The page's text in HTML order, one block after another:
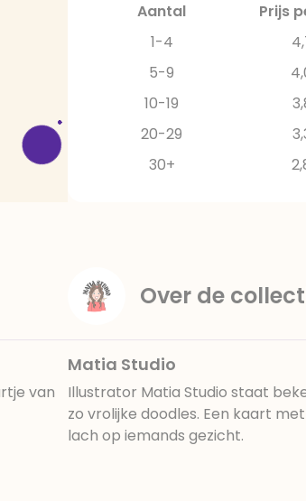
Aantal Prijs
1-4
5-9
10-19
20-29
30+
van
Over de
Matia Studio
Illustrator Matia Studio staat
zo vrolijke doodles. Een kaart
lach op iemands gezicht.